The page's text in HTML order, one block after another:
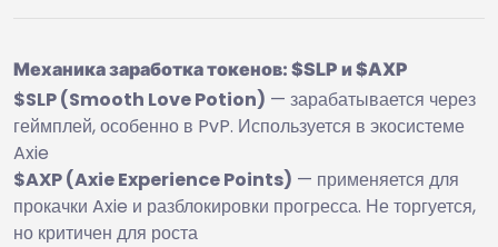
Механика заработка токенов: $SLP и $AXP
$SLP (Smooth Love Potion) — зарабатывается через
геймплей, особенно в PvP. Используется в экосистеме
Axie
$AXP (Axie Experience Points) — применяется для
прокачки Axie и разблокировки прогресса. Не торгуется,
но критичен для роста